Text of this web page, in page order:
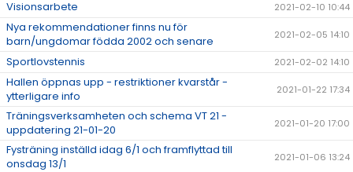
Visionsarbete 2021-02-10 10:44
Nya rekommendationer finns nu för
barn/ungdomar födda 2002 och senare
2021-02-05 14:10
Sportlovstennis 2021-02-02 14:10
Hallen öppnas upp - restriktioner kvarstår -
ytterligare info
2021-01-22 17:34
Träningsverksamheten och schema VT 21 -
uppdatering 21-01-20
2021-01-20 17:00
Fysträning inställd idag 6/1 och framflyttad till
onsdag 13/1
2021-01-06 13:24